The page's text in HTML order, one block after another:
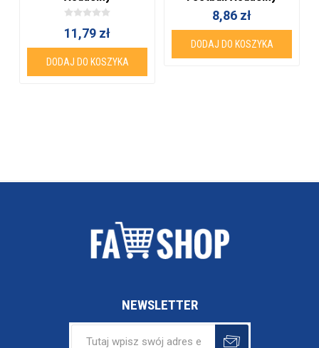
11,79 zł
DODAJ DO KOSZYKA
8,86 zł
DODAJ DO KOSZYKA
NEWSLETTER